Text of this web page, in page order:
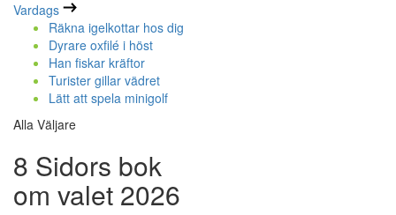
Vardags
Räkna igelkottar hos dig
Dyrare oxfilé i höst
Han fiskar kräftor
Turister gillar vädret
Lätt att spela minigolf
Alla Väljare
8 Sidors bok
om valet 2026